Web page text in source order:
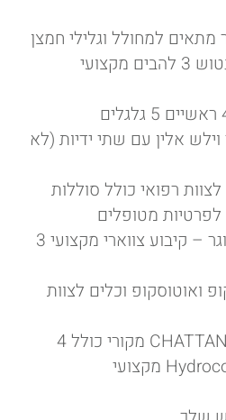
למחולל וגלילי חמצן
סט לרינגוסקופ מקינטוש 3 להבים מקצועי
אלין עם שתי ידיות (לא
רפואי כולל סוללות
צווארון מתכוונן למבוגר – קיבוע צווארי מקצועי 3
ואוטוסקופ וכלים לצוות
הידרוקולטור CHATTANOOGA מקורי כולל 4
כריות חימום – Hydrocollator מקצועי